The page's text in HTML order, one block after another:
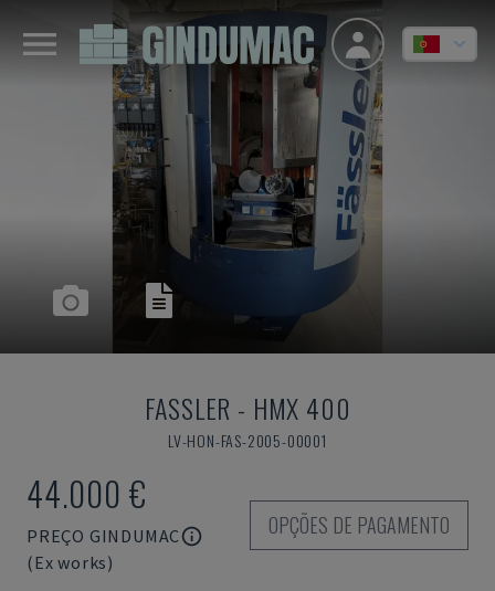
FASSLER - HMX 400
LV-HON-FAS-2005-00001
44.000 €
PREÇO GINDUMAC
(Ex works)
OPÇÕES DE PAGAMENTO